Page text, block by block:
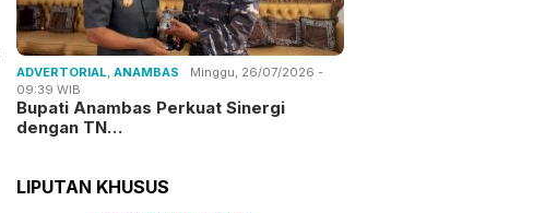
ADVERTORIAL,ANAMBAS
Minggu, 26/07/2026 -
09:39 WIB
Bupati Anambas Perkuat Sinergi
dengan TN…
LIPUTAN KHUSUS